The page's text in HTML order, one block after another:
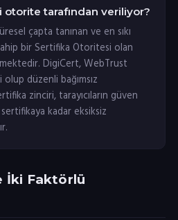
otorite tarafından veriliyor?
çapta tanınan ve en sıkı
bir Sertifika Otoritesi olan
DigiCert, WebTrust
düzenli bağımsız
zinciri, tarayıcıların güven
kadar eksiksiz
İki Faktörlü